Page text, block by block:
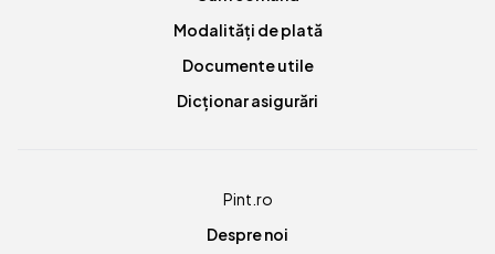
Modalități de plată
Documente utile
Dicționar asigurări
Pint.ro
Despre noi